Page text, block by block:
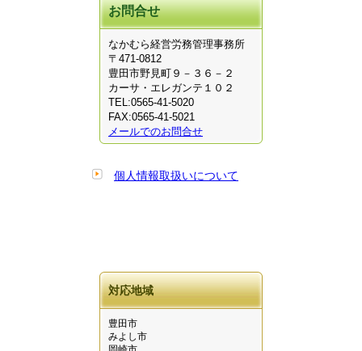
お問合せ
なかむら経営労務管理事務所
〒471-0812
豊田市野見町９－３６－２
カーサ・エレガンテ１０２
TEL:0565-41-5020
FAX:0565-41-5021
メールでのお問合せ
個人情報取扱いについて
対応地域
豊田市
みよし市